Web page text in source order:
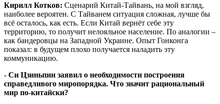
Кирилл Котков: Сценарий Китай-Тайвань, на мой взгляд,
наиболее вероятен. С Тайванем ситуация сложная, лучше бы
всё осталось, как есть. Если Китай вернёт себе эту
территорию, то получит нелояльное население. По аналогии –
как бандеровцы на Западной Украине. Опыт Гонконга
показал: в будущем плохо получается наладить эту
коммуникацию.
- Си Цзиньпин заявил о необходимости построения
справедливого миропорядка. Что значит рациональный
мир по-китайски?